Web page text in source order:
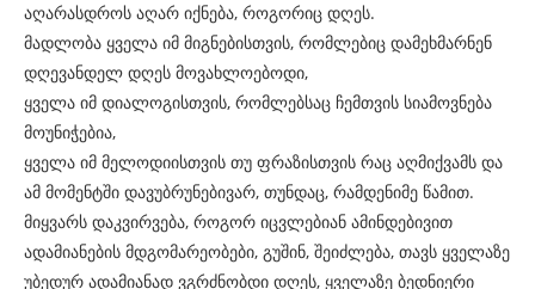
აღარასდროს აღარ იქნება, როგორიც დღეს.
მადლობა ყველა იმ მიგნებისთვის, რომლებიც დამეხმარნენ
დღევანდელ დღეს მოვახლოებოდი,
ყველა იმ დიალოგისთვის, რომლებსაც ჩემთვის სიამოვნება
მოუნიჭებია,
ყველა იმ მელოდიისთვის თუ ფრაზისთვის რაც აღმიქვამს და
ამ მომენტში დავუბრუნებივარ, თუნდაც, რამდენიმე წამით.
მიყვარს დაკვირვება, როგორ იცვლებიან ამინდებივით
ადამიანების მდგომარეობები, გუშინ, შეიძლება, თავს ყველაზე
უბედურ ადამიანად ვგრძნობდი დღეს, ყველაზე ბედნიერი